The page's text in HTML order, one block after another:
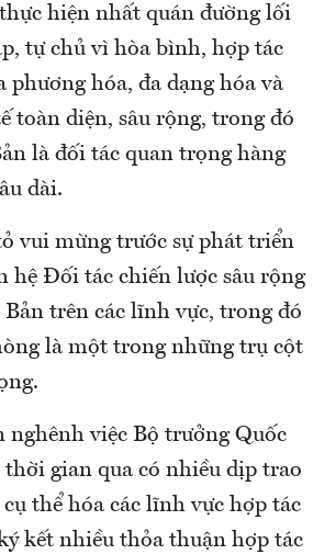
hiện nhất quán đường lối
tự chủ vì hòa bình, hợp tác
phương hóa, đa dạng hóa và
toàn diện, sâu rộng, trong đó
là đối tác quan trọng hàng
dài.
vui mừng trước sự phát triển
hệ Đối tác chiến lược sâu rộng
trên các lĩnh vực, trong đó
là một trong những trụ cột
nghênh việc Bộ trưởng Quốc
gian qua có nhiều dịp trao
thể hóa các lĩnh vực hợp tác
kết nhiều thỏa thuận hợp tác